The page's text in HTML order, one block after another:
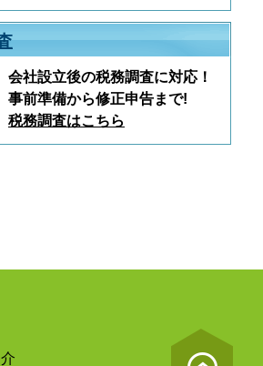
会社設立後の税務調査に対応！
事前準備から修正申告まで!
税務調査はこちら